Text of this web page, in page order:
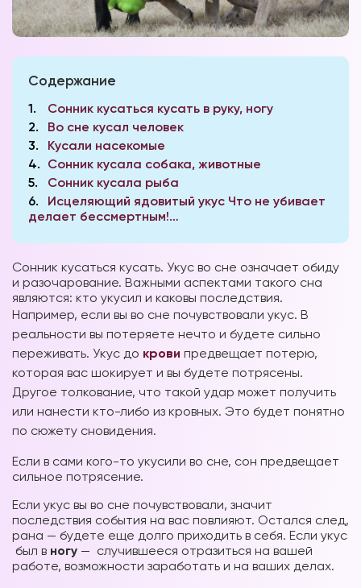
Содержание
1
Сонник кусаться кусать в руку, ногу
2
Во сне кусал человек
3
Кусали насекомые
4
Сонник кусала собака, животные
5
Сонник кусала рыба
6
Исцеляющий ядовитый укус Что не убивает
делает бессмертным!…
Сонник кусаться кусать. Укус во сне означает обиду
и разочарование. Важными аспектами такого сна
являются: кто укусил и каковы последствия.
Например, если вы во сне почувствовали укус. В
реальности вы потеряете нечто и будете сильно
переживать. Укус до крови предвещает потерю,
которая вас шокирует и вы будете потрясены.
Другое толкование, что такой удар может получить
или нанести кто-либо из кровных. Это будет понятно
по сюжету сновидения.
Если в сами кого-то укусили во сне, сон предвещает
сильное потрясение.
Если укус вы во сне почувствовали, значит
последствия события на вас повлияют. Остался след,
рана — будете еще долго приходить в себя. Если укус
был в ногу — случившееся отразиться на вашей
работе, возможности заработать и на ваших делах.